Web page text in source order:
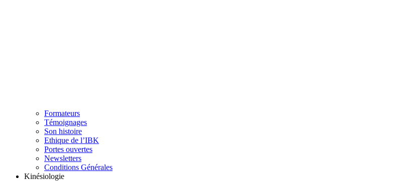
Formateurs
Témoignages
Son histoire
Ethique de l’IBK
Portes ouvertes
Newsletters
Conditions Générales
Kinésiologie